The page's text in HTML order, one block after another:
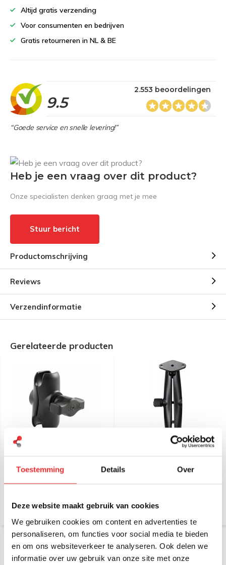
Toestemming Details Over
Deze website maakt gebruik van cookies
We gebruiken cookies om content en advertenties te
personaliseren, om functies voor social media te bieden
en om ons websiteverkeer te analyseren. Ook delen we
informatie over uw gebruik van onze site met onze
Altijd gratis verzending
Voor consumenten en bedrijven
Gratis retourneren in NL & BE
9.5
2.553 beoordelingen
“Goede service en snelle levering!”
Heb je een vraag over dit product?
Onze specialisten denken graag met je mee
Stuur bericht
Productomschrijving
Reviews
Verzendinformatie
Gerelateerde producten
RAM Mount Aluminium
€ 21,95Incl. btw
RAM Mount Klemarm Lang